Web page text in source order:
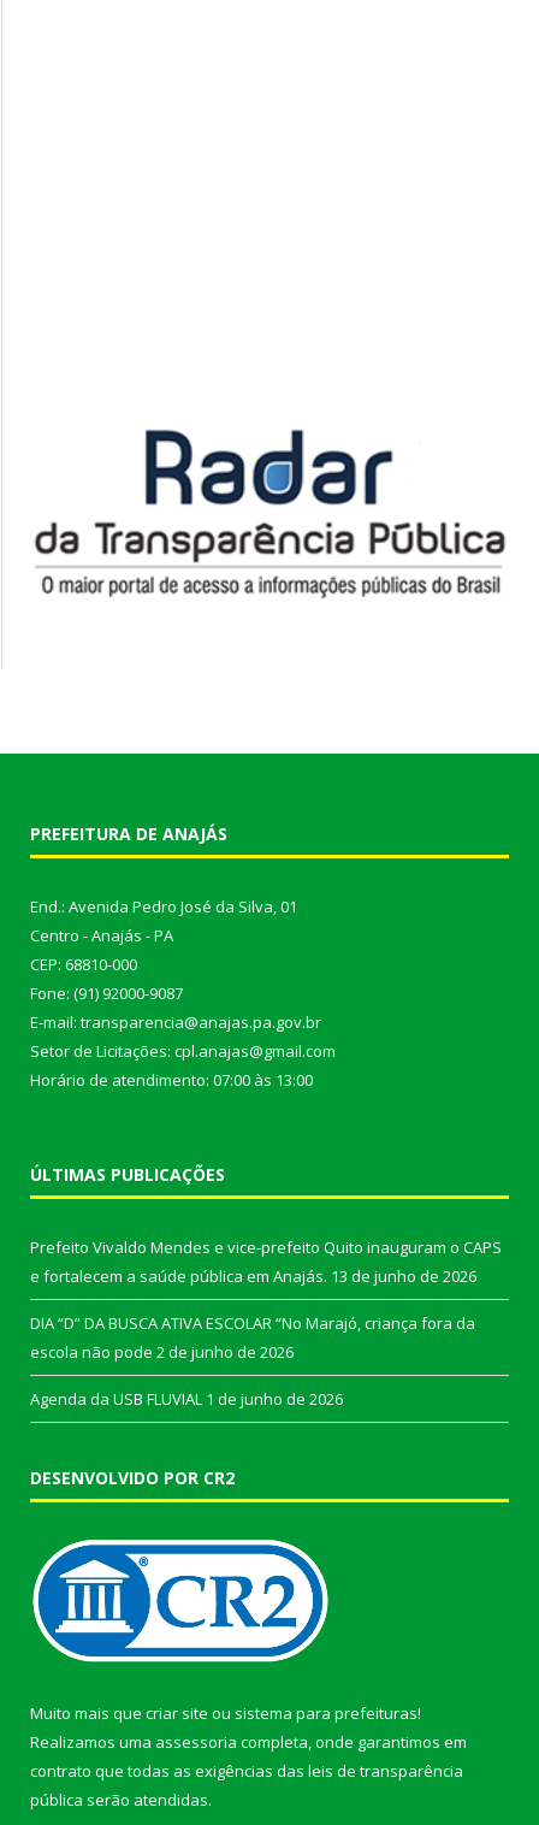
PREFEITURA DE ANAJÁS
End.: Avenida Pedro José da Silva, 01
Centro - Anajás - PA
CEP: 68810-000
Fone: (91) 92000-9087
E-mail: transparencia@anajas.pa.gov.br
Setor de Licitações: cpl.anajas@gmail.com
Horário de atendimento: 07:00 às 13:00
ÚLTIMAS PUBLICAÇÕES
Prefeito Vivaldo Mendes e vice-prefeito Quito inauguram o CAPS
e fortalecem a saúde pública em Anajás. 13 de junho de 2026
DIA “D” DA BUSCA ATIVA ESCOLAR “No Marajó, criança fora da
escola não pode 2 de junho de 2026
Agenda da USB FLUVIAL 1 de junho de 2026
DESENVOLVIDO POR CR2
Muito mais que criar site ou sistema para prefeituras!
Realizamos uma assessoria completa, onde garantimos em
contrato que todas as exigências das leis de transparência
pública serão atendidas.